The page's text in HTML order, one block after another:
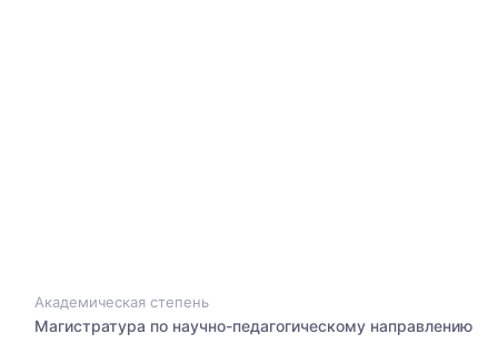
Академическая степень
Магистратура по научно-педагогическому направлению